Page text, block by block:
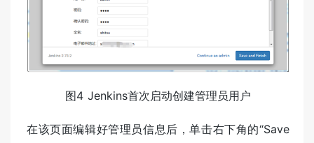
图4 Jenkins首次启动创建管理员用户
在该页面编辑好管理员信息后，单击右下角的“Save